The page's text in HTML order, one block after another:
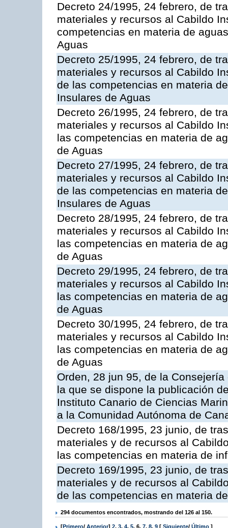
Decreto 24/1995, 24 febrero, de
materiales y recursos al Cabildo
competencias en materia de
Aguas
Decreto 25/1995, 24 febrero, de
materiales y recursos al Cabildo
de las competencias en materia
Insulares de Aguas
Decreto 26/1995, 24 febrero, de
materiales y recursos al Cabildo
las competencias en materia de
de Aguas
Decreto 27/1995, 24 febrero, de
materiales y recursos al Cabildo
de las competencias en materia
Insulares de Aguas
Decreto 28/1995, 24 febrero, de
materiales y recursos al Cabildo
las competencias en materia de
de Aguas
Decreto 29/1995, 24 febrero, de
materiales y recursos al Cabildo
las competencias en materia de
de Aguas
Decreto 30/1995, 24 febrero, de
materiales y recursos al Cabildo
las competencias en materia de
de Aguas
Orden, 28 jun 95, de la
la que se dispone la publicación
Instituto Canario de Ciencias
a la Comunidad Autónoma de
Decreto 168/1995, 23 junio, de
materiales y de recursos al
las competencias en materia de
Decreto 169/1995, 23 junio, de
materiales y de recursos al
de las competencias en materia
294 documentos encontrados, mostrando del 126 al 150.
[Primero/ Anterior] 2, 3, 4, 5, 6, 7, 8, 9 [ Siguiente/ Último ]